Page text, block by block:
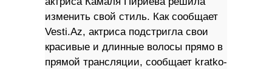
изменить свой стиль. Как сообщает
Vesti.Az, актриса подстригла свои
красивые и длинные волосы прямо в
прямой трансляции, сообщает kratko-